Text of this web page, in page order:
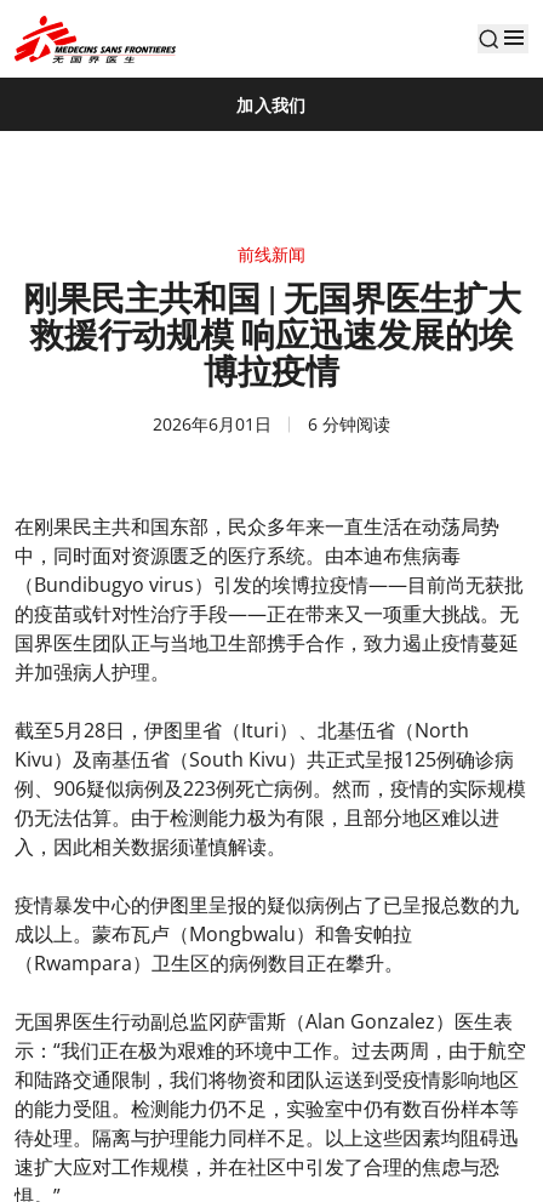
default
加入我们
前线新闻
刚果民主共和国 | 无国界医生扩大
救援行动规模 响应迅速发展的埃
博拉疫情
2026年6月01日 6 分钟阅读
在刚果民主共和国东部，民众多年来一直生活在动荡局势
中，同时面对资源匮乏的医疗系统。由本迪布焦病毒
（Bundibugyo virus）引发的埃博拉疫情——目前尚无获批
的疫苗或针对性治疗手段——正在带来又一项重大挑战。无
国界医生团队正与当地卫生部携手合作，致力遏止疫情蔓延
并加强病人护理。
截至5月28日，伊图里省（Ituri）、北基伍省（North
Kivu）及南基伍省（South Kivu）共正式呈报125例确诊病
例、906疑似病例及223例死亡病例。然而，疫情的实际规模
仍无法估算。由于检测能力极为有限，且部分地区难以进
入，因此相关数据须谨慎解读。
疫情暴发中心的伊图里呈报的疑似病例占了已呈报总数的九
成以上。蒙布瓦卢（Mongbwalu）和鲁安帕拉
（Rwampara）卫生区的病例数目正在攀升。
无国界医生行动副总监冈萨雷斯（Alan Gonzalez）医生表
示：“我们正在极为艰难的环境中工作。过去两周，由于航空
和陆路交通限制，我们将物资和团队运送到受疫情影响地区
的能力受阻。检测能力仍不足，实验室中仍有数百份样本等
待处理。隔离与护理能力同样不足。以上这些因素均阻碍迅
速扩大应对工作规模，并在社区中引发了合理的焦虑与恐
惧。”